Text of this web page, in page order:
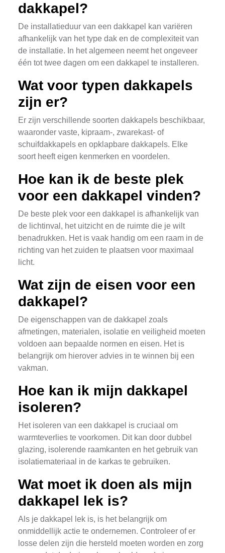
dakkapel?
De installatieduur van een dakkapel kan variëren
afhankelijk van het type dak en de complexiteit van
de installatie. In het algemeen neemt het ongeveer
één tot twee dagen om een dakkapel te installeren.
Wat voor typen dakkapels
zijn er?
Er zijn verschillende soorten dakkapels beschikbaar,
waaronder vaste, kipraam-, zwarekast- of
schuifdakkapels en opklapbare dakkapels. Elke
soort heeft eigen kenmerken en voordelen.
Hoe kan ik de beste plek
voor een dakkapel vinden?
De beste plek voor een dakkapel is afhankelijk van
de lichtinval, het uitzicht en de ruimte die je wilt
benadrukken. Het is vaak handig om een raam in de
richting van het zuiden te plaatsen voor maximaal
licht.
Wat zijn de eisen voor een
dakkapel?
De eigenschappen van de dakkapel zoals
afmetingen, materialen, isolatie en veiligheid moeten
voldoen aan bepaalde normen en eisen. Het is
belangrijk om hierover advies in te winnen bij een
vakman.
Hoe kan ik mijn dakkapel
isoleren?
Het isoleren van een dakkapel is cruciaal om
warmteverlies te voorkomen. Dit kan door dubbel
glazing, isolerende raamkanten en het gebruik van
isolatiemateriaal in de karkas te gebruiken.
Wat moet ik doen als mijn
dakkapel lek is?
Als je dakkapel lek is, is het belangrijk om
onmiddellijk actie te ondernemen. Controleer of er
losse delen zijn die hersteld moeten worden en zorg